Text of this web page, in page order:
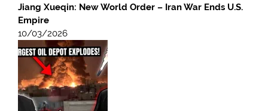
Jiang Xueqin: New World Order – Iran War Ends U.S.
Empire
10/03/2026